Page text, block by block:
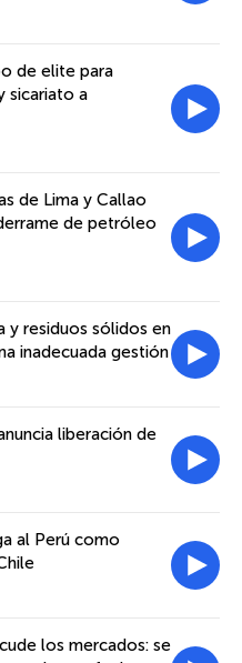
de elite para
sicariato a
de Lima y Callao
de petróleo
y residuos sólidos en
inadecuada gestión
liberación de
al Perú como
los mercados: se